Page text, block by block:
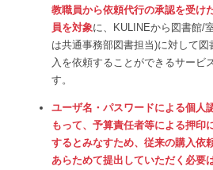
教職員から依頼代行の承認を受け
員を対象に、KULINEから図書館/
は共通事務部図書担当)に対して図
入を依頼することができるサービ
す。
ユーザ名・パスワードによる個人
もって、予算責任者等による押印
するとみなすため、従来の購入依
あらためて提出していただく必要